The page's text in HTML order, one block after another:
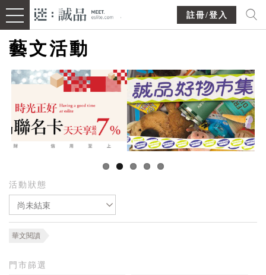
註冊/登入
藝文活動
活動狀態
尚未結束
華文閱讀
門市篩選